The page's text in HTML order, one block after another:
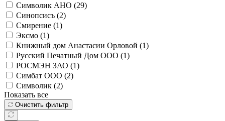
Символик АНО (29)
Синопсисъ (2)
Смирение (1)
Эксмо (1)
Книжный дом Анастасии Орловой (1)
Русский Печатный Дом ООО (1)
РОСМЭН ЗАО (1)
Симбат ООО (2)
Символик (2)
Показать все
Очистить фильтр